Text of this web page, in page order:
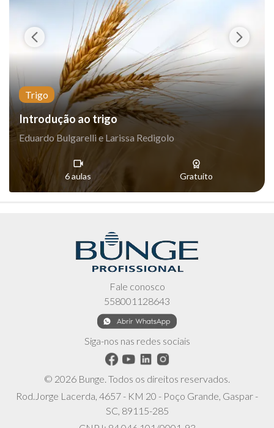
Trigo
Introdução ao trigo
Eduardo Bulgarelli e Larissa Redigolo
6 aulas Gratuito
Fale conosco
558001128643
Siga-nos nas redes sociais
© 2026 Bunge. Todos os direitos reservados.
Rod.Jorge Lacerda, 4657 - KM 20 - Poço Grande, Gaspar -
SC, 89115-285